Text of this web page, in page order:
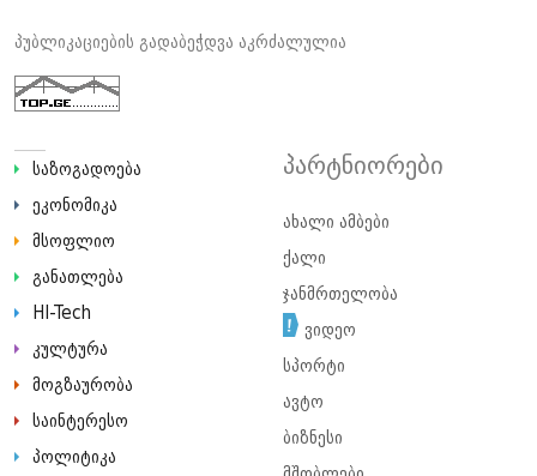
პუბლიკაციების გადაბეჭდვა აკრძალულია
საზოგადოება
ეკონომიკა
მსოფლიო
განათლება
HI-Tech
კულტურა
მოგზაურობა
საინტერესო
პოლიტიკა
პარტნიორები
ახალი ამბები
ქალი
ჯანმრთელობა
ვიდეო
სპორტი
ავტო
ბიზნესი